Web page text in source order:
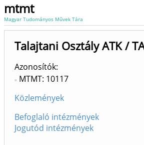
mtmt
Magyar Tudományos Művek Tára
Talajtani Osztály ATK /
Azonosítók
MTMT: 10117
Közlemények
Befoglaló intézmények
Jogutód intézmények